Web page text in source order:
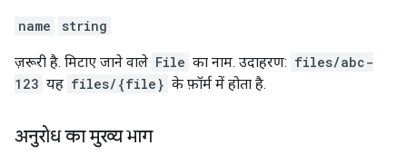
name string
ज़रूरी है. मिटाए जाने वाले File का नाम. उदाहरण: files/abc-
123 यह files/{file} के फ़ॉर्म में होता है.
अनुरोध का मुख्य भाग